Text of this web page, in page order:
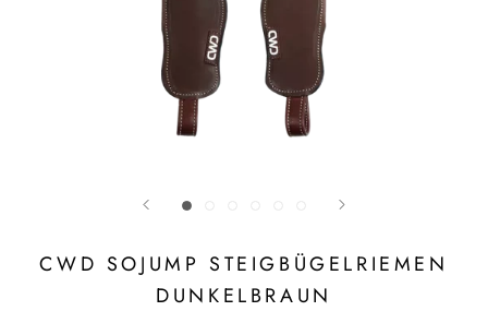
CWD SOJUMP STEIGBÜGELRIEMEN
DUNKELBRAUN